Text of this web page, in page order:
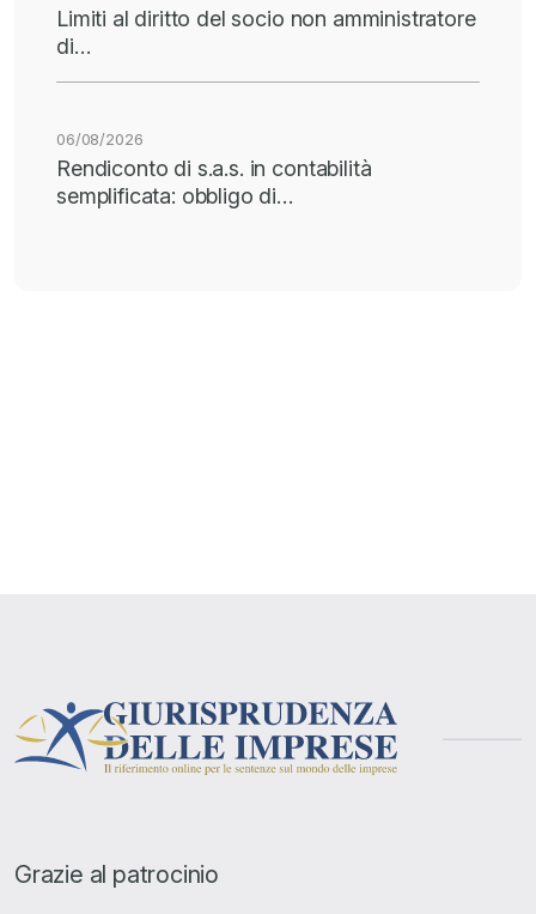
Limiti al diritto del socio non amministratore
di…
06/08/2026
Rendiconto di s.a.s. in contabilità
semplificata: obbligo di…
Grazie al patrocinio